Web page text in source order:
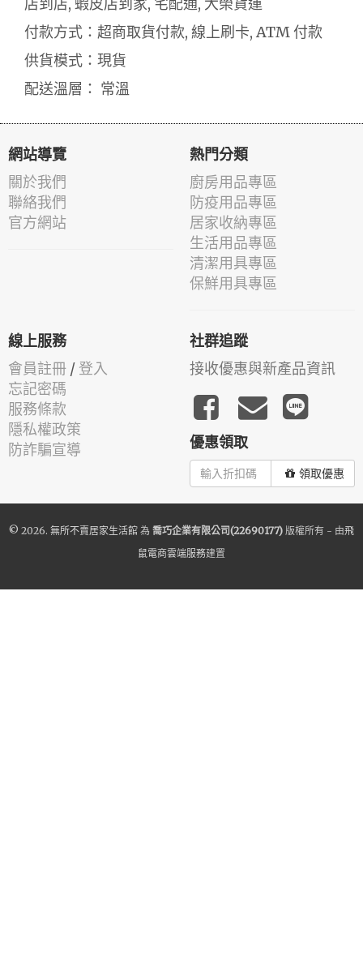
付款方式：超商取貨付款, 線上刷卡, ATM 付款
供貨模式：現貨
配送溫層： 常溫
網站導覽
關於我們
聯絡我們
官方網站
熱門分類
廚房用品專區
防疫用品專區
居家收納專區
生活用品專區
清潔用具專區
保鮮用具專區
線上服務
會員註冊 / 登入
忘記密碼
服務條款
隱私權政策
防詐騙宣導
社群追蹤
接收優惠與新產品資訊
優惠領取
領取優惠
© 2026. 無所不賣居家生活館 為 喬巧企業有限公司(22690177) 版權所有 - 由飛
鼠電商雲端服務建置